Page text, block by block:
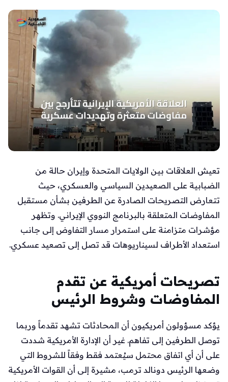
تعيش العلاقات بين الولايات المتحدة وإيران حالة من
الضبابية على الصعيدين السياسي والعسكري، حيث
تتعارض التصريحات الصادرة عن الطرفين بشأن مستقبل
المفاوضات المتعلقة بالبرنامج النووي الإيراني. وتظهر
مؤشرات متزامنة على استمرار مسار التفاوض إلى جانب
استعداد الأطراف لسيناريوهات قد تصل إلى تصعيد عسكري.
تصريحات أمريكية عن تقدم
المفاوضات وشروط الرئيس
يؤكد مسؤولون أمريكيون أن المحادثات تشهد تقدماً وربما
توصل الطرفين إلى تفاهم. غير أن الإدارة الأمريكية شددت
على أن أي اتفاق محتمل سيُعتمد فقط وفقاً للشروط التي
وضعها الرئيس دونالد ترمب، مشيرة إلى أن القوات الأمريكية